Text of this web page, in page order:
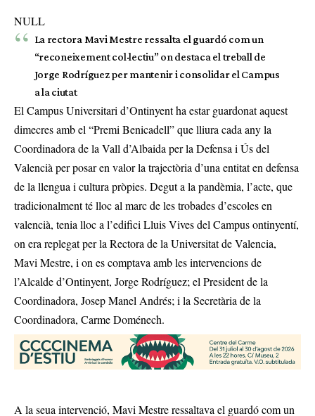
NULL
La rectora Mavi Mestre ressalta el guardó com un
“reconeixement col·lectiu” on destaca el treball de
Jorge Rodríguez per mantenir i consolidar el Campus
a la ciutat
El Campus Universitari d’Ontinyent ha estar guardonat aquest
dimecres amb el “Premi Benicadell” que lliura cada any la
Coordinadora de la Vall d’Albaida per la Defensa i Ús del
Valencià per posar en valor la trajectòria d’una entitat en defensa
de la llengua i cultura pròpies. Degut a la pandèmia, l’acte, que
tradicionalment té lloc al marc de les trobades d’escoles en
valencià, tenia lloc a l’edifici Lluis Vives del Campus ontinyentí,
on era replegat per la Rectora de la Universitat de Valencia,
Mavi Mestre, i on es comptava amb les intervencions de
l’Alcalde d’Ontinyent, Jorge Rodríguez; el President de la
Coordinadora, Josep Manel Andrés; i la Secretària de la
Coordinadora, Carme Doménech.
A la seua intervenció, Mavi Mestre ressaltava el guardó com un